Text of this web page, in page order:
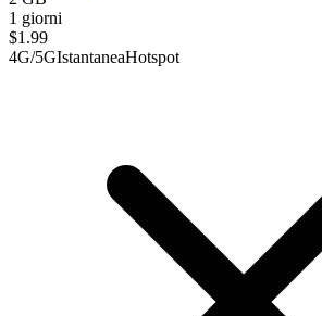
1 giorni
$1.99
4G/5GIstantaneaHotspot